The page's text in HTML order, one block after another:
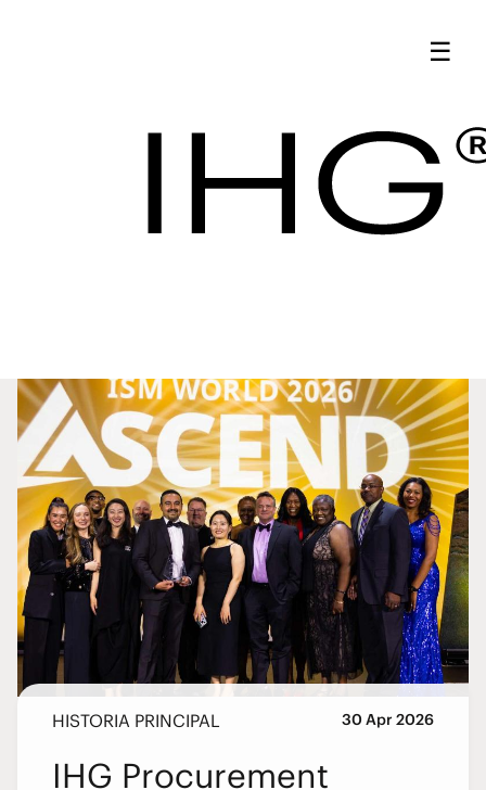
adquisiciones de
hoteles de IHG -
IHG
☰
Últimas
HISTORIA PRINCIPAL 30 Apr 2026
IHG Procurement